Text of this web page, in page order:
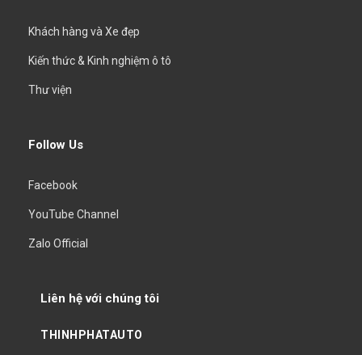
Khách hàng và Xe đẹp
Kiến thức & Kinh nghiệm ô tô
Thư viện
Follow Us
Facebook
YouTube Channel
Zalo Official
Liên hệ với chúng tôi
THINHPHATAUTO